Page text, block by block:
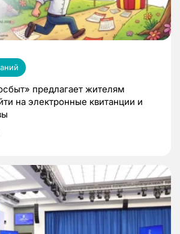
предлагает жителям
на электронные квитанции и